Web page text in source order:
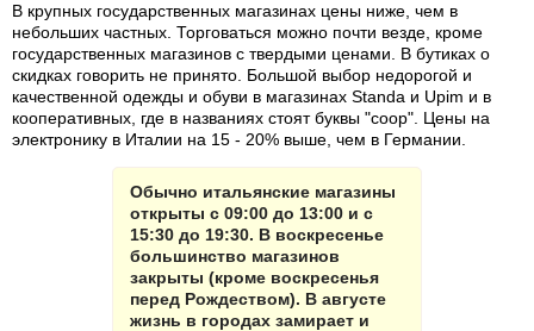
В крупных государственных магазинах цены ниже, чем в
небольших частных. Торговаться можно почти везде, кроме
государственных магазинов с твердыми ценами. В бутиках о
скидках говорить не принято. Большой выбор недорогой и
качественной одежды и обуви в магазинах Standa и Upim и в
кооперативных, где в названиях стоят буквы "соор". Цены на
электронику в Италии на 15 - 20% выше, чем в Германии.
Обычно итальянские магазины
открыты с 09:00 до 13:00 и с
15:30 до 19:30. В воскресенье
большинство магазинов
закрыты (кроме воскресенья
перед Рождеством). В августе
жизнь в городах замирает и